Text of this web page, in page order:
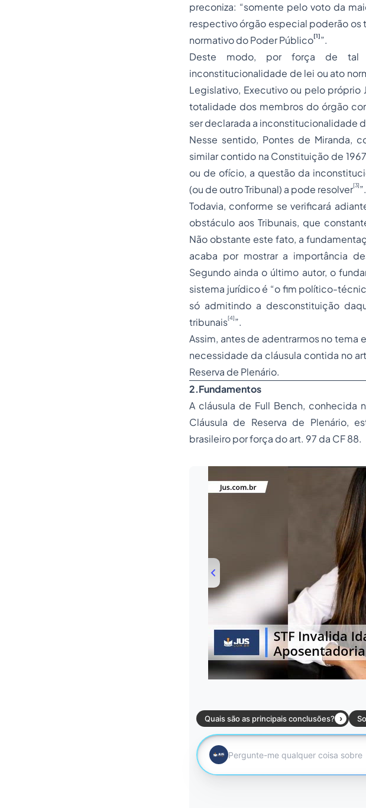
preconiza: “somente pelo voto da
respectivo órgão especial poderão os
normativo do Poder Público[1]”.
Deste modo, por força de tal
inconstitucionalidade de lei ou ato
Legislativo, Executivo ou pelo próprio
totalidade dos membros do órgão
ser declarada a inconstitucionalidade
Nesse sentido, Pontes de Miranda,
similar contido na Constituição de 1967
ou de ofício, a questão da
(ou de outro Tribunal) a pode resolver[3]”.
Todavia, conforme se verificará
obstáculo aos Tribunais, que
Não obstante este fato, a
acaba por mostrar a importância
Segundo ainda o último autor, o
sistema jurídico é “o fim político-
só admitindo a desconstituição
tribunais[4]”.
Assim, antes de adentrarmos no tema
necessidade da cláusula contida no
Reserva de Plenário.
2.Fundamentos
A cláusula de Full Bench,
Cláusula de Reserva de Plenário,
brasileiro por força do art. 97 da CF 88.
jus